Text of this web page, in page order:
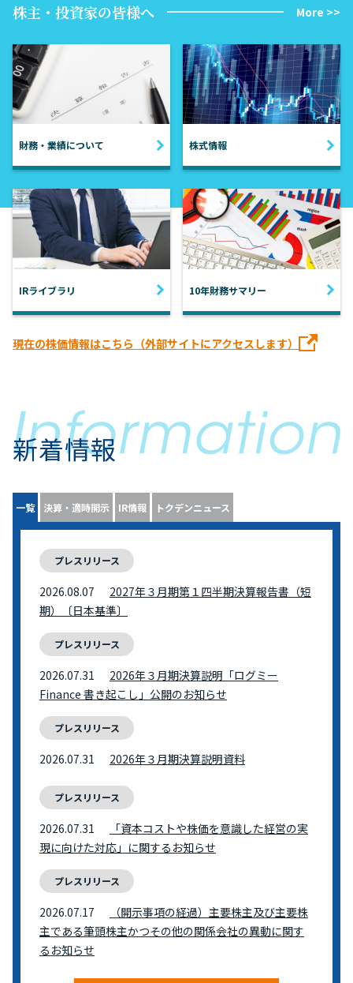
株主・投資家の皆様へ More >>
財務・業績について 株式情報
IRライブラリ 10年財務サマリー
現在の株価情報はこちら（外部サイトにアクセスします）
新着情報
一覧 決算・適時開示 IR情報 トクデンニュース
プレスリリース
2026.08.07
2027年３月期第１四半期決算報告書（短
期）〔日本基準〕
プレスリリース
2026.07.31
2026年３月期決算説明「ログミー
Finance 書き起こし」公開のお知らせ
プレスリリース
2026.07.31 2026年３月期決算説明資料
プレスリリース
2026.07.31
「資本コストや株価を意識した経営の実
現に向けた対応」に関するお知らせ
プレスリリース
2026.07.17
（開示事項の経過）主要株主及び主要株
主である筆頭株主かつその他の関係会社の異動に関す
るお知らせ